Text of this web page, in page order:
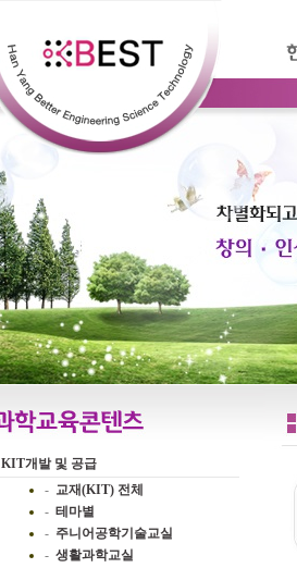
KIT개발 및 공급
- 교재(KIT) 전체
- 테마별
- 주니어공학기술교실
- 생활과학교실